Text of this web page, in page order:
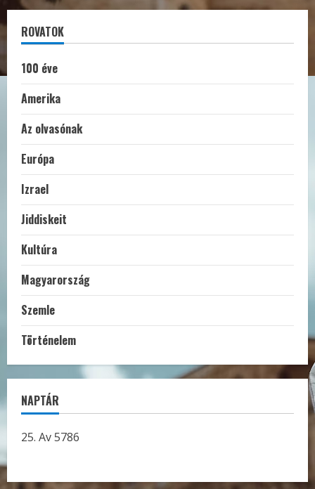
ROVATOK
100 éve
Amerika
Az olvasónak
Európa
Izrael
Jiddiskeit
Kultúra
Magyarország
Szemle
Történelem
NAPTÁR
25. Av 5786